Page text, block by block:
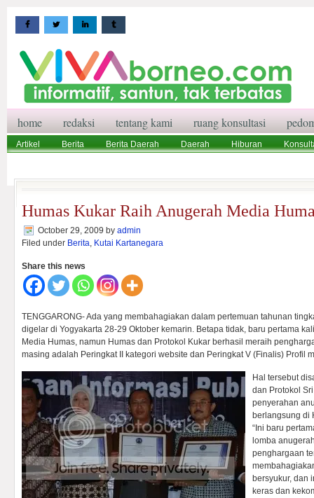
home redaksi tentang kami ruang konsultasi
Artikel Berita Berita Daerah Daerah Hiburan
Humas Kukar Raih Anugerah Media
October 29, 2009 by admin
Filed under Berita, Kutai Kartanegara
Share this news
TENGGARONG- Ada yang membahagiakan dalam pertemuan tahunan
digelar di Yogyakarta 28-29 Oktober kemarin. Betapa tidak, baru pertama
Media Humas, namun Humas dan Protokol Kukar berhasil meraih
masing adalah Peringkat II kategori website dan Peringkat V (Finalis) Profil
Hal tersebut
dan Protokol
penyerahan
berlangsung di
“Ini baru
lomba
penghargaan
bersyukur, dan
keras dan